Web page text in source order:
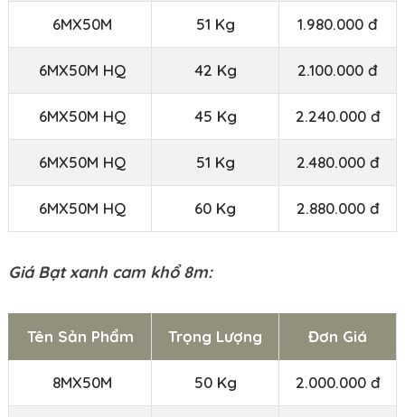
6MX50M 51 Kg 1.980.000 đ
6MX50M HQ 42 Kg 2.100.000 đ
6MX50M HQ 45 Kg 2.240.000 đ
6MX50M HQ 51 Kg 2.480.000 đ
6MX50M HQ 60 Kg 2.880.000 đ
Giá Bạt xanh cam khổ 8m:
Tên Sản Phẩm Trọng Lượng Đơn Giá
8MX50M 50 Kg 2.000.000 đ